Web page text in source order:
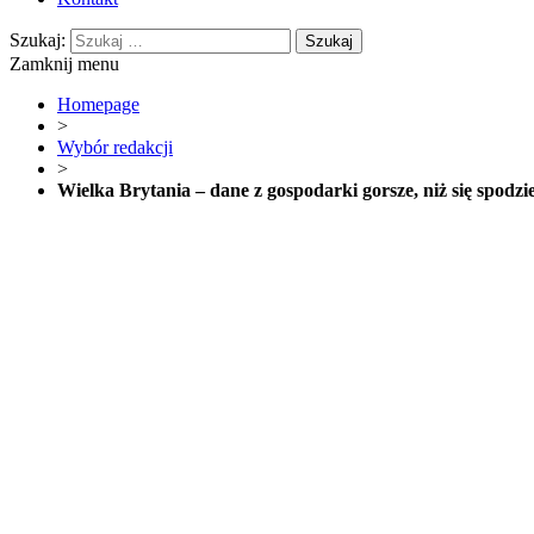
Szukaj:
Zamknij menu
Homepage
>
Wybór redakcji
>
Wielka Brytania – dane z gospodarki gorsze, niż się